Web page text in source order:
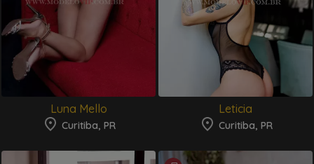
Luna Mello
Curitiba, PR
Leticia
Curitiba, PR